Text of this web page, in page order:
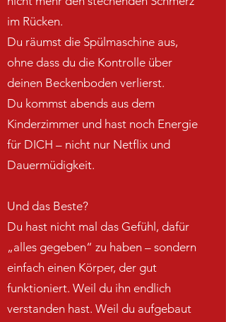
im Rücken.
Du räumst die Spülmaschine aus,
ohne dass du die Kontrolle über
deinen Beckenboden verlierst.
Du kommst abends aus dem
Kinderzimmer und hast noch Energie
für DICH – nicht nur Netflix und
Dauermüdigkeit.
Und das Beste?
Du hast nicht mal das Gefühl, dafür
„alles gegeben“ zu haben – sondern
einfach einen Körper, der gut
funktioniert. Weil du ihn endlich
verstanden hast. Weil du aufgebaut